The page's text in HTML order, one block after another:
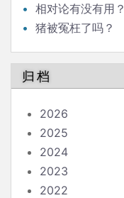
相对论有没有用？
猪被冤枉了吗？
归档
2026
2025
2024
2023
2022